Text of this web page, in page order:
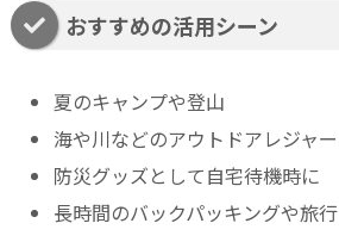
おすすめの活用シーン
夏のキャンプや登山
海や川などのアウトドアレジャー
防災グッズとして自宅待機時に
長時間のバックパッキングや旅行